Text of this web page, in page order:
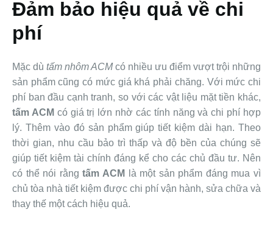
Đảm bảo hiệu quả về chi
phí
Mặc dù tấm nhôm ACMcó nhiều ưu điểm vượt trội những
sản phẩm cũng có mức giá khá phải chăng. Với mức chi
phí ban đầu cạnh tranh, so với các vật liệu mặt tiền khác,
tấm ACM có giá trị lớn nhờ các tính năng và chi phí hợp
lý. Thêm vào đó sản phẩm giúp tiết kiệm dài hạn. Theo
thời gian, nhu cầu bảo trì thấp và độ bền của chúng sẽ
giúp tiết kiệm tài chính đáng kể cho các chủ đầu tư. Nên
có thể nói rằngtấm ACM
là một sản phẩm đáng mua vì
chủ tòa nhà tiết kiệm được chi phí vận hành, sửa chữa và
thay thế một cách hiệu quả.